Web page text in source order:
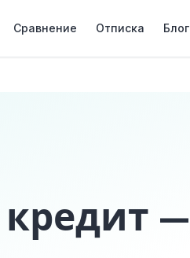
Сравнение Отписка Блог
—